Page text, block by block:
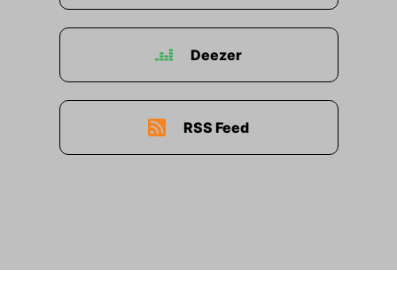
Deezer
RSS Feed